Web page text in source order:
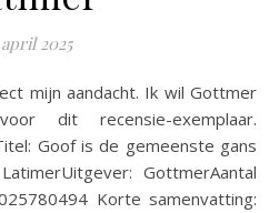
2025
dit recensie-exemplaar.
Goof is de gemeenste gans
GottmerAantal
Korte samenvatting: